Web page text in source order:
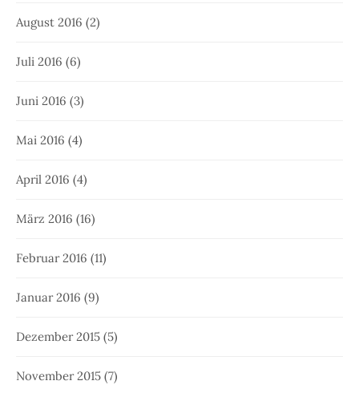
August 2016 (2)
Juli 2016 (6)
Juni 2016 (3)
Mai 2016 (4)
April 2016 (4)
März 2016 (16)
Februar 2016 (11)
Januar 2016 (9)
Dezember 2015 (5)
November 2015 (7)